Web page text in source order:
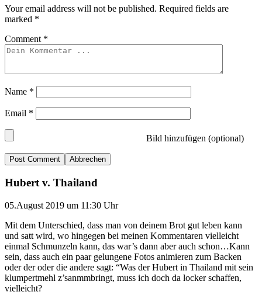
Your email address will not be published. Required fields are
marked *
Comment *
Name *
Email *
Bild hinzufügen (optional)
Abbrechen
Hubert v. Thailand
05.August 2019 um 11:30 Uhr
Mit dem Unterschied, dass man von deinem Brot gut leben kann
und satt wird, wo hingegen bei meinen Kommentaren vielleicht
einmal Schmunzeln kann, das war’s dann aber auch schon…Kann
sein, dass auch ein paar gelungene Fotos animieren zum Backen
oder der oder die andere sagt: “Was der Hubert in Thailand mit sein
klumpertmehl z’sanmmbringt, muss ich doch da locker schaffen,
vielleicht?